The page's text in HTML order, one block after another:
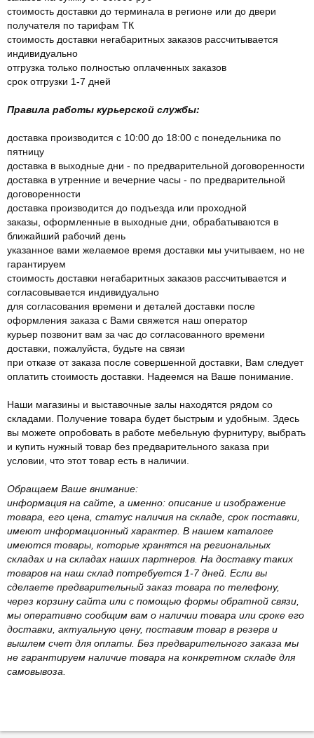
стоимость доставки до терминала в регионе или до двери
получателя по тарифам ТК
стоимость доставки негабаритных заказов рассчитывается
индивидуально
отгрузка только полностью оплаченных заказов
срок отгрузки 1-7 дней
Правила работы курьерской службы:
доставка производится с 10:00 до 18:00 с понедельника по
пятницу
доставка в выходные дни - по предварительной договоренности
доставка в утренние и вечерние часы - по предварительной
договоренности
доставка производится до подъезда или проходной
заказы, оформленные в выходные дни, обрабатываются в
ближайший рабочий день
указанное вами желаемое время доставки мы учитываем, но не
гарантируем
стоимость доставки негабаритных заказов рассчитывается и
согласовывается индивидуально
для согласования времени и деталей доставки после
оформления заказа с Вами свяжется наш оператор
курьер позвонит вам за час до согласованного времени
доставки, пожалуйста, будьте на связи
при отказе от заказа после совершенной доставки, Вам следует
оплатить стоимость доставки. Надеемся на Ваше понимание.
Наши магазины и выставочные залы находятся рядом со
складами. Получение товара будет быстрым и удобным. Здесь
вы можете опробовать в работе мебельную фурнитуру, выбрать
и купить нужный товар без предварительного заказа при
условии, что этот товар есть в наличии.
Обращаем Ваше внимание:
информация на сайте, а именно: описание и изображение
товара, его цена, статус наличия на складе, срок поставки,
имеют информационный характер. В нашем каталоге
имеются товары, которые хранятся на региональных
складах и на складах наших партнеров. На доставку таких
товаров на наш склад потребуется 1-7 дней. Если вы
сделаете предварительный заказ товара по телефону,
через корзину сайта или с помощью формы обратной связи,
мы оперативно сообщим вам о наличии товара или сроке его
доставки, актуальную цену, поставим товар в резерв и
вышлем счет для оплаты. Без предварительного заказа мы
не гарантируем наличие товара на конкретном складе для
самовывоза.